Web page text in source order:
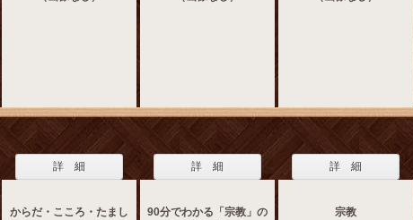
詳 細
からだ・こころ・たまし
詳 細
90分でわかる「宗教」の
詳 細
宗教